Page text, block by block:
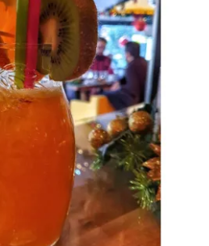
производ